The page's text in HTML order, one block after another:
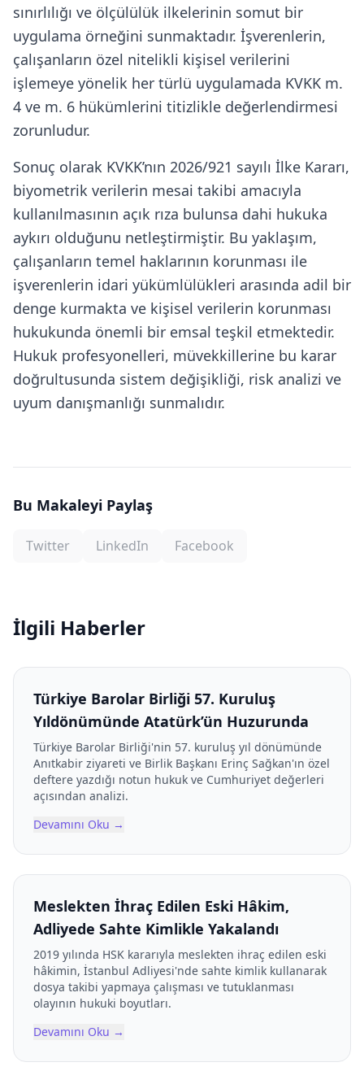
sınırlılığı ve ölçülülük ilkelerinin somut bir
uygulama örneğini sunmaktadır. İşverenlerin,
çalışanların özel nitelikli kişisel verilerini
işlemeye yönelik her türlü uygulamada KVKK m.
4 ve m. 6 hükümlerini titizlikle değerlendirmesi
zorunludur.
Sonuç olarak KVKK’nın 2026/921 sayılı İlke Kararı,
biyometrik verilerin mesai takibi amacıyla
kullanılmasının açık rıza bulunsa dahi hukuka
aykırı olduğunu netleştirmiştir. Bu yaklaşım,
çalışanların temel haklarının korunması ile
işverenlerin idari yükümlülükleri arasında adil bir
denge kurmakta ve kişisel verilerin korunması
hukukunda önemli bir emsal teşkil etmektedir.
Hukuk profesyonelleri, müvekkillerine bu karar
doğrultusunda sistem değişikliği, risk analizi ve
uyum danışmanlığı sunmalıdır.
Bu Makaleyi Paylaş
Twitter LinkedIn Facebook
İlgili Haberler
Türkiye Barolar Birliği 57. Kuruluş
Yıldönümünde Atatürk’ün Huzurunda
Türkiye Barolar Birliği'nin 57. kuruluş yıl dönümünde
Anıtkabir ziyareti ve Birlik Başkanı Erinç Sağkan'ın özel
deftere yazdığı notun hukuk ve Cumhuriyet değerleri
açısından analizi.
Devamını Oku →
Meslekten İhraç Edilen Eski Hâkim,
Adliyede Sahte Kimlikle Yakalandı
2019 yılında HSK kararıyla meslekten ihraç edilen eski
hâkimin, İstanbul Adliyesi'nde sahte kimlik kullanarak
dosya takibi yapmaya çalışması ve tutuklanması
olayının hukuki boyutları.
Devamını Oku →